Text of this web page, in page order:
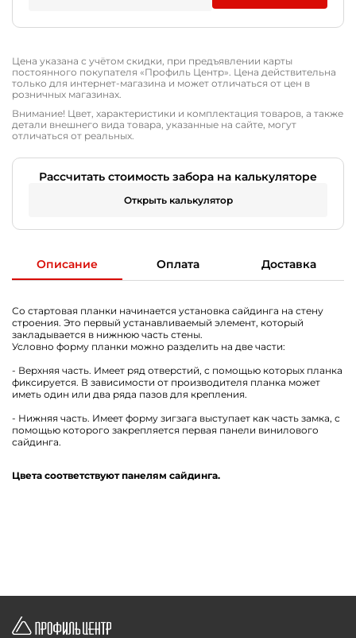
Цена указана с учётом скидки, при предъявлении карты
постоянного покупателя «Профиль Центр». Цена действительна
только для интернет-магазина и может отличаться от цен в
розничных магазинах.
Внимание! Цвет, характеристики и комплектация товаров, а также
детали внешнего вида товара, указанные на сайте, могут
отличаться от реальных.
Рассчитать стоимость забора на калькуляторе
Открыть калькулятор
Описание Оплата Доставка
Со стартовая планки начинается установка сайдинга на стену
строения. Это первый устанавливаемый элемент, который
закладывается в нижнюю часть стены.
Условно форму планки можно разделить на две части:
- Верхняя часть. Имеет ряд отверстий, с помощью которых планка
фиксируется. В зависимости от производителя планка может
иметь один или два ряда пазов для крепления.
- Нижняя часть. Имеет форму зигзага выступает как часть замка, с
помощью которого закрепляется первая панели винилового
сайдинга.
Цвета соответствуют панелям сайдинга.